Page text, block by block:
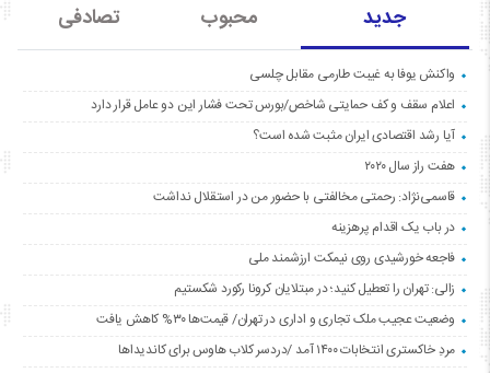
جدید محبوب تصادفی
واکنش یوفا به غیبت طارمی مقابل چلسی
اعلام سقف و کف حمایتی شاخص/بورس تحت فشار این دو عامل قرار دارد
آیا رشد اقتصادی ایران مثبت شده است؟
هفت راز سال ۲۰۲۰
قاسمی‌نژاد: رحمتی مخالفتی با حضور من در استقلال نداشت
در باب یک اقدام پرهزینه
فاجعه خورشیدی روی نیمکت ارزشمند ملی
زالی: تهران را تعطیل کنید؛ در مبتلایان کرونا رکورد شکستیم
وضعیت عجیب ملک تجاری و اداری در تهران/ قیمت‌ها ۳۰% کاهش یافت
مردِ خاکستری انتخابات ۱۴۰۰ آمد /دردسر کلاب هاوس برای کاندیداها